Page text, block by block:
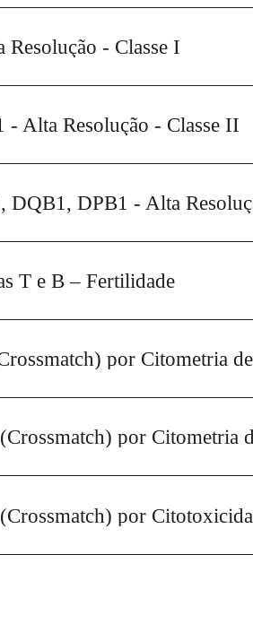
- Classe I
Alta Resolução - Classe II
T e B – Fertilidade